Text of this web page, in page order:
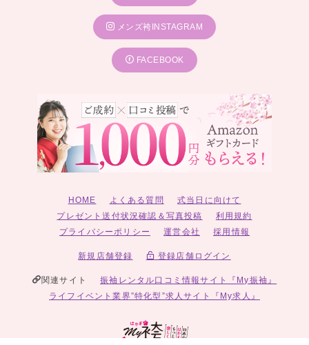
メンズ袴INSTAGRAM
FACEBOOK
HOME よくある質問
式当日に向けて
プレゼント送付状況確認＆写真投稿
利用規約
プライバシーポリシー
運営会社 採用情報
新規店舗登録 登録店舗ログイン
関連サイト
振袖レンタル口コミ情報サイト『My振袖』
ライフイベント業界”特化型”求人サイト『My求人』